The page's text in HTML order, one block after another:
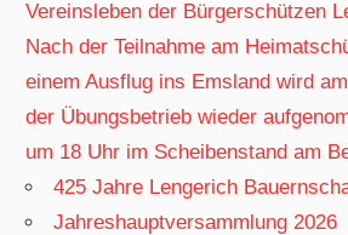
Vereinsleben der Bürgerschützen
Nach der Teilnahme am
einem Ausflug ins Emsland wird
der Übungsbetrieb wieder
um 18 Uhr im Scheibenstand am
425 Jahre Lengerich
Jahreshauptversammlung 2026